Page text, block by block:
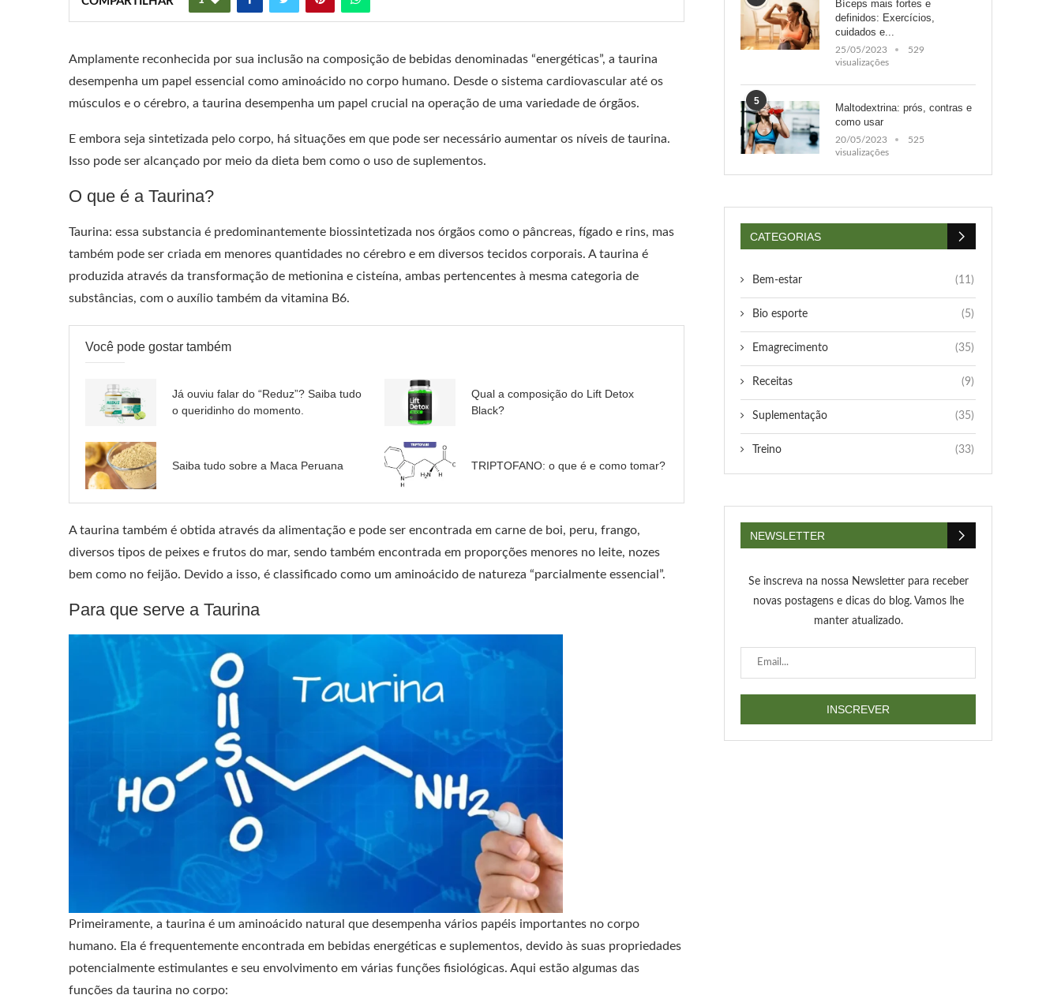
Amplamente reconhecida por sua inclusão na composição de bebidas denominadas “energéticas”, a taurina
desempenha um papel essencial como aminoácido no corpo humano. Desde o sistema cardiovascular até os
músculos e o cérebro, a taurina desempenha um papel crucial na operação de uma variedade de órgãos.
E embora seja sintetizada pelo corpo, há situações em que pode ser necessário aumentar os níveis de taurina.
Isso pode ser alcançado por meio da dieta bem como o uso de suplementos.
O que é a Taurina?
Taurina: essa substancia é predominantemente biossintetizada nos órgãos como o pâncreas, fígado e rins, mas
também pode ser criada em menores quantidades no cérebro e em diversos tecidos corporais. A taurina é
produzida através da transformação de metionina e cisteína, ambas pertencentes à mesma categoria de
substâncias, com o auxílio também da vitamina B6.
Você pode gostar também
Já ouviu falar do “Reduz”? Saiba tudo
o queridinho do momento.
Qual a composição do Lift Detox
Black?
Saiba tudo sobre a Maca Peruana TRIPTOFANO: o que é e como tomar?
A taurina também é obtida através da alimentação e pode ser encontrada em carne de boi, peru, frango,
diversos tipos de peixes e frutos do mar, sendo também encontrada em proporções menores no leite, nozes
bem como no feijão. Devido a isso, é classificado como um aminoácido de natureza “parcialmente essencial”.
Para que serve a Taurina
Primeiramente, a taurina é um aminoácido natural que desempenha vários papéis importantes no corpo
humano. Ela é frequentemente encontrada em bebidas energéticas e suplementos, devido às suas propriedades
potencialmente estimulantes e seu envolvimento em várias funções fisiológicas. Aqui estão algumas das
funções da taurina no corpo:
Bíceps mais fortes e
definidos: Exercícios,
cuidados e...
25/05/2023
529
visualizações
5
Maltodextrina: prós, contras e
como usar
20/05/2023
525
visualizações
CATEGORIAS
Bem-estar (11)
Bio esporte (5)
Emagrecimento (35)
Receitas (9)
Suplementação (35)
Treino (33)
NEWSLETTER
Se inscreva na nossa Newsletter para receber
novas postagens e dicas do blog. Vamos lhe
manter atualizado.